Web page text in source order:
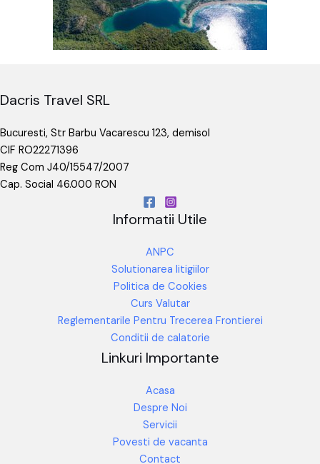
Dacris Travel SRL
Bucuresti, Str Barbu Vacarescu 123, demisol
CIF RO22271396
Reg Com J40/15547/2007
Cap. Social 46.000 RON
Informatii Utile
ANPC
Solutionarea litigiilor
Politica de Cookies
Curs Valutar
Reglementarile Pentru Trecerea Frontierei
Conditii de calatorie
Linkuri Importante
Acasa
Despre Noi
Servicii
Povesti de vacanta
Contact